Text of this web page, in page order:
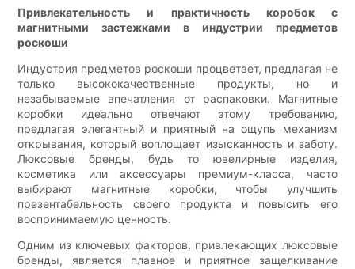
Привлекательность и практичность коробок с
магнитными застежками в индустрии предметов
роскоши
Индустрия предметов роскоши процветает, предлагая не
только высококачественные продукты, но и
незабываемые впечатления от распаковки. Магнитные
коробки идеально отвечают этому требованию,
предлагая элегантный и приятный на ощупь механизм
открывания, который воплощает изысканность и заботу.
Люксовые бренды, будь то ювелирные изделия,
косметика или аксессуары премиум-класса, часто
выбирают магнитные коробки, чтобы улучшить
презентабельность своего продукта и повысить его
воспринимаемую ценность.
Одним из ключевых факторов, привлекающих люксовые
бренды, является плавное и приятное защелкивание